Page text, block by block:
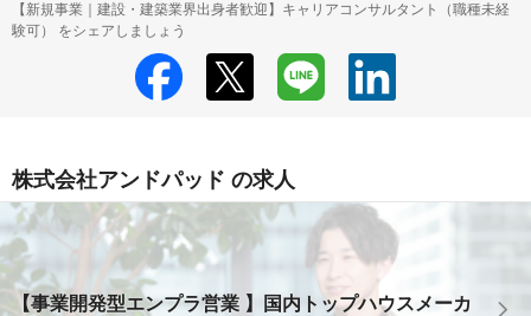
【新規事業｜建設・建築業界出身者歓迎】キャリアコンサルタント（職種未経
験可） をシェアしましょう
株式会社アンドパッド の求人
【事業開発型エンプラ営業 】国内トップハウスメーカ